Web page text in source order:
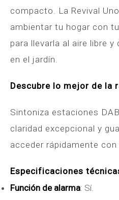
compacto. La Revival
ambientar tu hogar con
para llevarla al aire libre
en el jardín.
Descubre lo mejor de la
Sintoniza estaciones
claridad excepcional y
acceder rápidamente con
Especificaciones
Función de alarma: Sí.